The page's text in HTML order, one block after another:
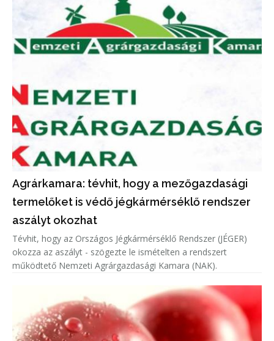
Agrárkamara: tévhit, hogy a mezőgazdasági
termelőket is védő jégkármérséklő rendszer
aszályt okozhat
Tévhit, hogy az Országos Jégkármérséklő Rendszer (JÉGER)
okozza az aszályt - szögezte le ismételten a rendszert
működtető Nemzeti Agrárgazdasági Kamara (NAK).